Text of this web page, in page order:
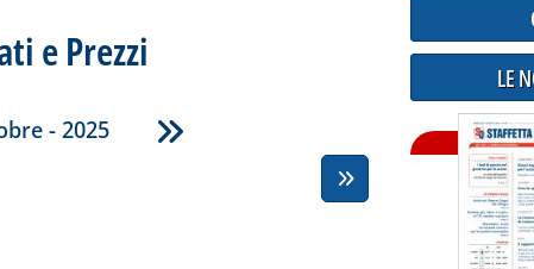
e Prezzi
- 2025
LE